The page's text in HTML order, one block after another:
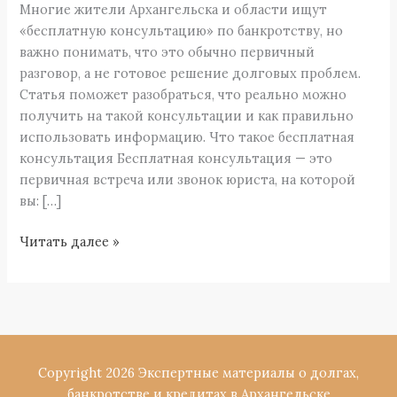
Многие жители Архангельска и области ищут
«бесплатную консультацию» по банкротству, но
важно понимать, что это обычно первичный
разговор, а не готовое решение долговых проблем.
Статья поможет разобраться, что реально можно
получить на такой консультации и как правильно
использовать информацию. Что такое бесплатная
консультация Бесплатная консультация — это
первичная встреча или звонок юриста, на которой
вы: […]
и
Архангельской
области
Читать далее »
Copyright 2026 Экспертные материалы о долгах,